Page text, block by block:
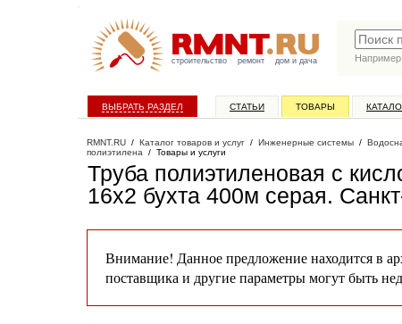
строительство ремонт дом и дача
Например,
ВЫБРАТЬ РАЗДЕЛ СТАТЬИ ТОВАРЫ
RMNT.RU / Каталог товаров и услуг / Инженерные системы /
полиэтилена / Товары и услуги
Труба полиэтиленовая с
16х2 бухта 400м серая.
Внимание! Данное предложение находится в
поставщика и другие параметры могут быть